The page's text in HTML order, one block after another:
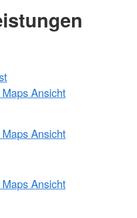
Ansicht
Ansicht
Ansicht